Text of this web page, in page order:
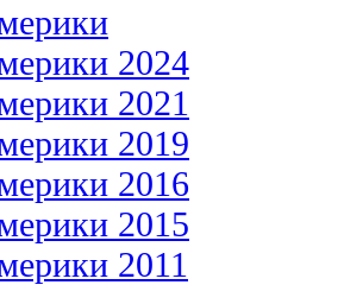
2024
2021
2019
2016
2015
2011